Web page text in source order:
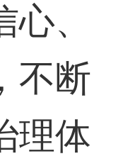
、
不断
理体